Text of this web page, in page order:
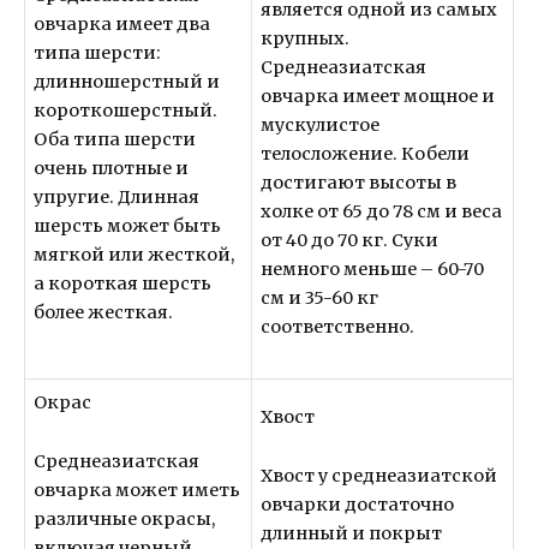
овчарка имеет два
типа шерсти:
длинношерстный и
короткошерстный.
Оба типа шерсти
очень плотные и
упругие. Длинная
шерсть может быть
мягкой или жесткой,
а короткая шерсть
более жесткая.
является одной из самых
крупных.
Среднеазиатская
овчарка имеет мощное и
мускулистое
телосложение. Кобели
достигают высоты в
холке от 65 до 78 см и веса
от 40 до 70 кг. Суки
немного меньше – 60-70
см и 35-60 кг
соответственно.
Окрас
Среднеазиатская
овчарка может иметь
различные окрасы,
Хвост
Хвост у среднеазиатской
овчарки достаточно
длинный и покрыт